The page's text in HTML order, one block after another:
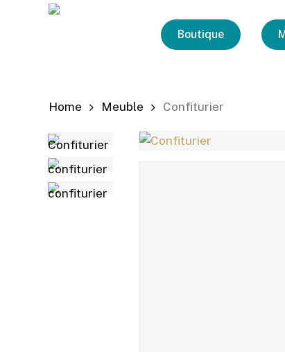
Boutique
Home Meuble Confiturier